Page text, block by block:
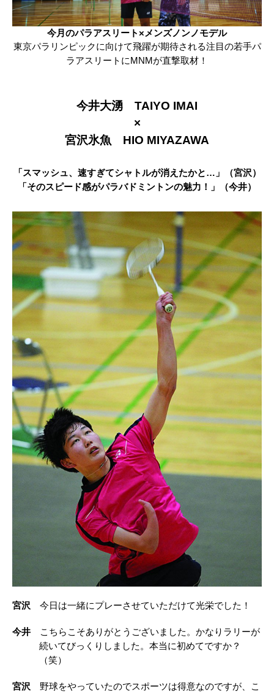
今月のパラアスリート×メンズノンノモデル
東京パラリンピックに向けて飛躍が期待される注目の若手パ
ラアスリートにMNMが直撃取材！
今井大湧 TAIYO IMAI
×
宮沢氷魚 HIO MIYAZAWA
「スマッシュ、速すぎてシャトルが消えたかと…」（宮沢）
「そのスピード感がパラバドミントンの魅力！」（今井）
宮沢 今日は一緒にプレーさせていただけて光栄でした！
今井 こちらこそありがとうございました。かなりラリーが
続いてびっくりしました。本当に初めてですか？
（笑）
宮沢 野球をやっていたのでスポーツは得意なのですが、こ